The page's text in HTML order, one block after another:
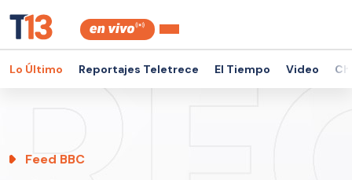
Lo Último Reportajes Teletrece El Tiempo Video
Feed BBC